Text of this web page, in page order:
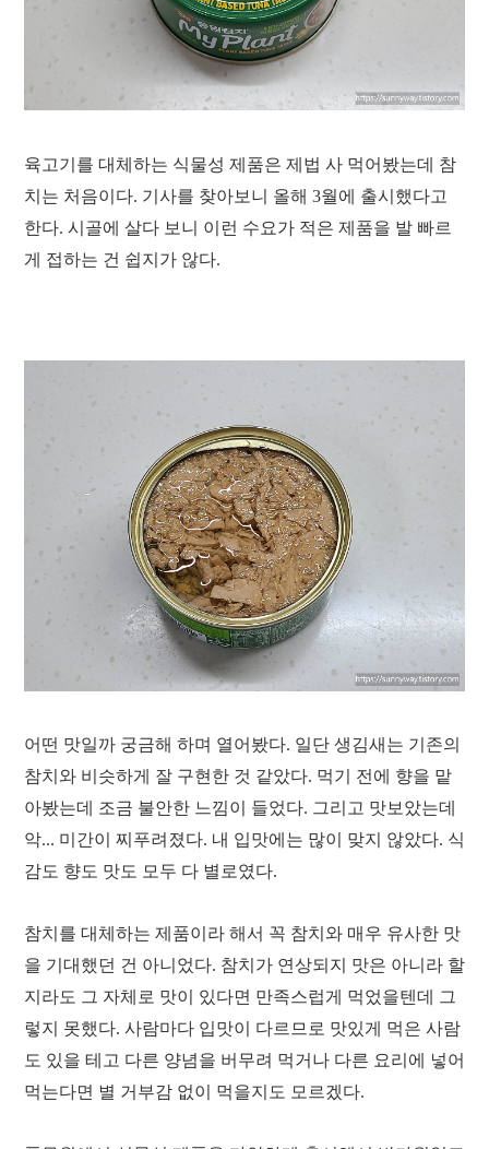
육고기를 대체하는 식물성 제품은 제법 사 먹어봤는데 참
치는 처음이다. 기사를 찾아보니 올해 3월에 출시했다고
한다. 시골에 살다 보니 이런 수요가 적은 제품을 발 빠르
게 접하는 건 쉽지가 않다.
어떤 맛일까 궁금해 하며 열어봤다. 일단 생김새는 기존의
참치와 비슷하게 잘 구현한 것 같았다. 먹기 전에 향을 맡
아봤는데 조금 불안한 느낌이 들었다. 그리고 맛보았는데
악... 미간이 찌푸려졌다. 내 입맛에는 많이 맞지 않았다. 식
감도 향도 맛도 모두 다 별로였다.
참치를 대체하는 제품이라 해서 꼭 참치와 매우 유사한 맛
을 기대했던 건 아니었다. 참치가 연상되지 맛은 아니라 할
지라도 그 자체로 맛이 있다면 만족스럽게 먹었을텐데 그
렇지 못했다. 사람마다 입맛이 다르므로 맛있게 먹은 사람
도 있을 테고 다른 양념을 버무려 먹거나 다른 요리에 넣어
먹는다면 별 거부감 없이 먹을지도 모르겠다.